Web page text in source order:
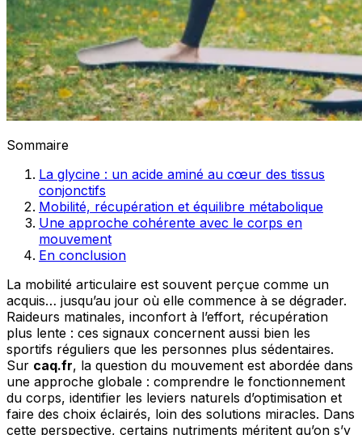
Sommaire
La glycine : un acide aminé au cœur des tissus
conjonctifs
Mobilité, récupération et équilibre métabolique
Une approche cohérente avec le corps en
mouvement
En conclusion
La mobilité articulaire est souvent perçue comme un
acquis… jusqu’au jour où elle commence à se dégrader.
Raideurs matinales, inconfort à l’effort, récupération
plus lente : ces signaux concernent aussi bien les
sportifs réguliers que les personnes plus sédentaires.
Sur caq.fr, la question du mouvement est abordée dans
une approche globale : comprendre le fonctionnement
du corps, identifier les leviers naturels d’optimisation et
faire des choix éclairés, loin des solutions miracles. Dans
cette perspective, certains nutriments méritent qu’on s’y